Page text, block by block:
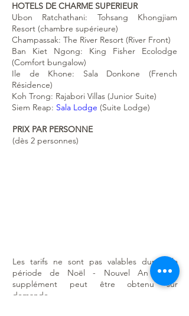
HOTELS DE CHARME SUPERIEUR
Ubon Ratchathani: Tohsang Khongjiam
Resort (chambre supérieure)
Champassak: The River Resort (River Front)
Ban Kiet Ngong: King Fisher Ecolodge
(Comfort bungalow)
Ile de Khone: Sala Donkone (French
Résidence)
Koh Trong: Rajabori Villas (Junior Suite)
Siem Reap: Sala Lodge (Suite Lodge)
PRIX PAR PERSONNE
(dès 2 personnes)
Les tarifs ne sont pas valables durant la
période de Noël - Nouvel An et le
supplément peut être obtenu sur
demande.